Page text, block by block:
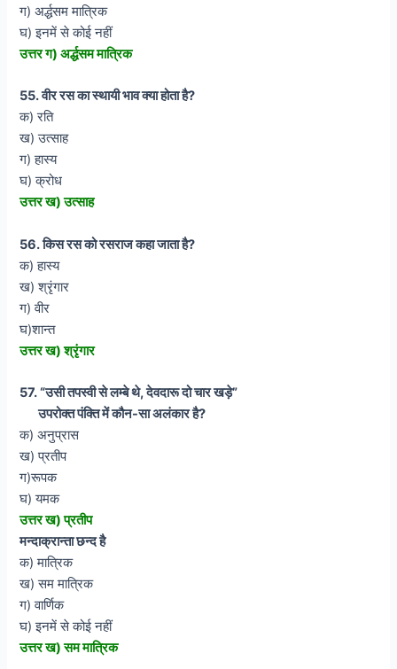
ग) अर्द्धसम मात्रिक
घ) इनमें से कोई नहीं
उत्तर ग) अर्द्धसम मात्रिक
55. वीर रस का स्थायी भाव क्या होता है?
क) रति
ख) उत्साह
ग) हास्य
घ) क्रोध
उत्तर ख) उत्साह
56. किस रस को रसराज कहा जाता है?
क) हास्य
ख) श्रृंगार
ग) वीर
घ)शान्त
उत्तर ख) श्रृंगार
57. “उसी तपस्वी से लम्बे थे, देवदारू दो चार खड़े”
उपरोक्त पंक्ति में कौन-सा अलंकार है?
क) अनुप्रास
ख) प्रतीप
ग)रूपक
घ) यमक
उत्तर ख) प्रतीप
मन्दाक्रान्ता छन्द है
क) मात्रिक
ख) सम मात्रिक
ग) वार्णिक
घ) इनमें से कोई नहीं
उत्तर ख) सम मात्रिक